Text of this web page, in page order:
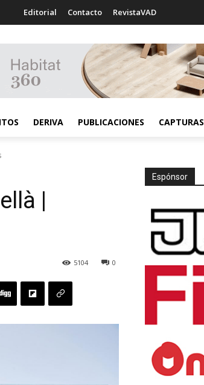
Editorial Contacto RevistaVAD
DERIVA PUBLICACIONES CAPTURAS
|
0
5104
Espónsor